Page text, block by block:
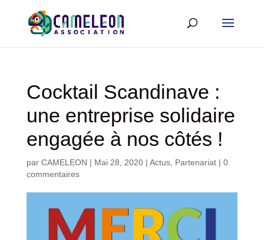
Cocktail Scandinave :
une entreprise solidaire
engagée à nos côtés !
par CAMELEON | Mai 28, 2020| Actus, Partenariat| 0
commentaires